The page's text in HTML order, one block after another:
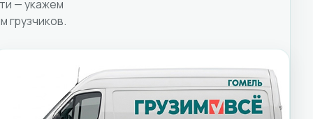
— укажем
грузчиков.